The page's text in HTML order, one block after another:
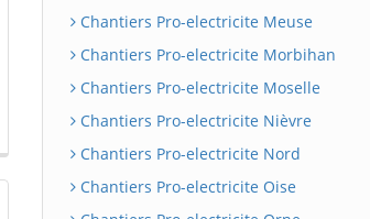
Chantiers Pro-electricite Meuse
Chantiers Pro-electricite Morbihan
Chantiers Pro-electricite Moselle
Chantiers Pro-electricite Nièvre
Chantiers Pro-electricite Nord
Chantiers Pro-electricite Oise